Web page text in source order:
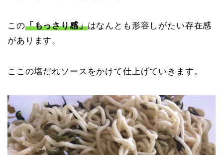
この「もっさり感」はなんとも形容しがたい存在感
があります。
ここの塩だれソースをかけて仕上げていきます。